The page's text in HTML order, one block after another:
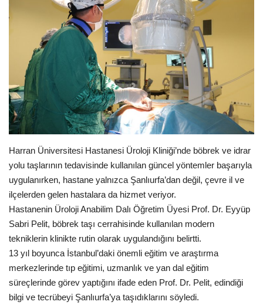
Ekonomi
Galeriler
Siyaset
Künye
Yaşam
Sağlık
İletişim
Kültür Sanat
Harran Üniversitesi Hastanesi Üroloji Kliniği’nde böbrek ve idrar
yolu taşlarının tedavisinde kullanılan güncel yöntemler başarıyla
uygulanırken, hastane yalnızca Şanlıurfa’dan değil, çevre il ve
ilçelerden gelen hastalara da hizmet veriyor.
Hastanenin Üroloji Anabilim Dalı Öğretim Üyesi Prof. Dr. Eyyüp
Sabri Pelit, böbrek taşı cerrahisinde kullanılan modern
tekniklerin klinikte rutin olarak uygulandığını belirtti.
13 yıl boyunca İstanbul’daki önemli eğitim ve araştırma
merkezlerinde tıp eğitimi, uzmanlık ve yan dal eğitim
süreçlerinde görev yaptığını ifade eden Prof. Dr. Pelit, edindiği
bilgi ve tecrübeyi Şanlıurfa’ya taşıdıklarını söyledi.